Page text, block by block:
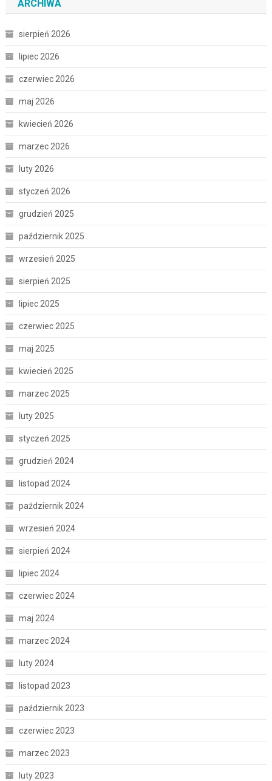
ARCHIWA
sierpień 2026
lipiec 2026
czerwiec 2026
maj 2026
kwiecień 2026
marzec 2026
luty 2026
styczeń 2026
grudzień 2025
październik 2025
wrzesień 2025
sierpień 2025
lipiec 2025
czerwiec 2025
maj 2025
kwiecień 2025
marzec 2025
luty 2025
styczeń 2025
grudzień 2024
listopad 2024
październik 2024
wrzesień 2024
sierpień 2024
lipiec 2024
czerwiec 2024
maj 2024
marzec 2024
luty 2024
listopad 2023
październik 2023
czerwiec 2023
marzec 2023
luty 2023